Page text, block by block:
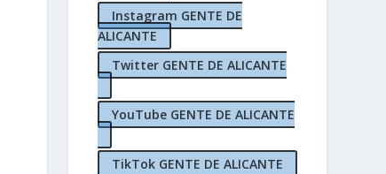
Instagram GENTE DE
ALICANTE
Twitter GENTE DE ALICANTE
YouTube GENTE DE ALICANTE
TikTok GENTE DE ALICANTE